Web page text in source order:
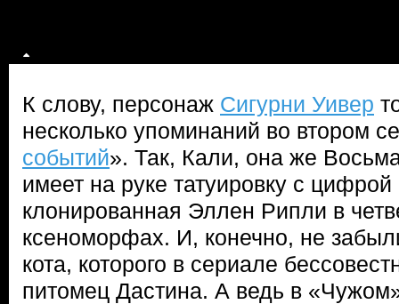
К слову, персонаж Сигурни Уивер
несколько упоминаний во втором
событий». Так, Кали, она же
имеет на руке татуировку с
клонированная Эллен Рипли в
ксеноморфах. И, конечно, не
кота, которого в сериале
питомец Дастина. А ведь в